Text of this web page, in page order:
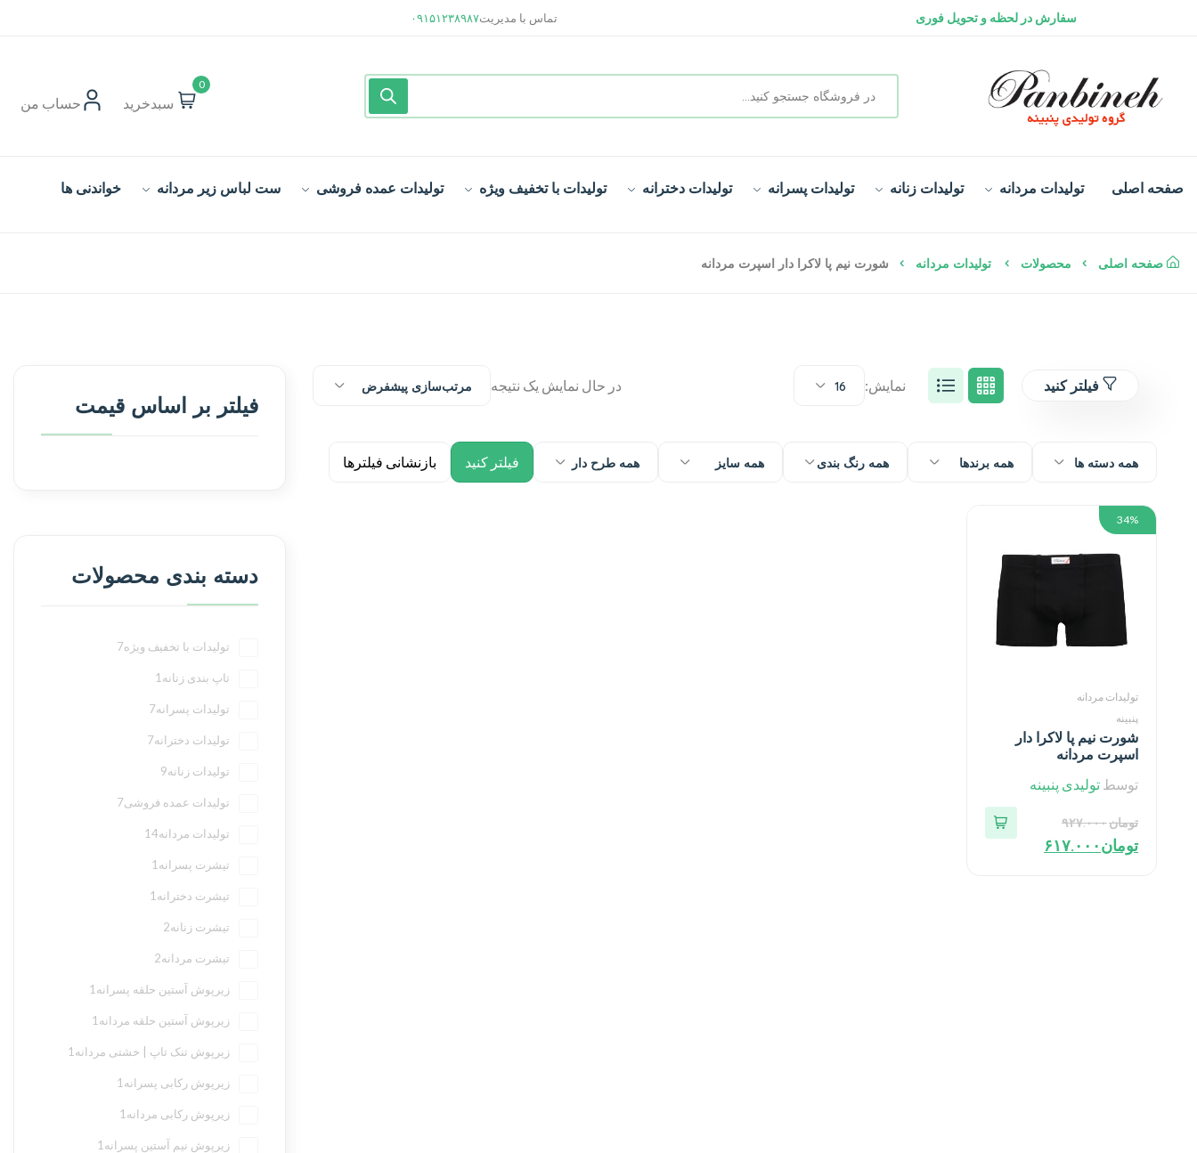
ارسال رایگان کالا | سفارش بالای ۲ میلیون تومان تماس با مدیریت۰۹۱۵۱۲۳۸۹۸۷
0
سبدخرید حساب‌ من
صفحه اصلی تولیدات مردانه تولیدات زنانه تولیدات پسرانه تولیدات دخترانه تولیدات با تخفیف ویژه تولیدات عمده فروشی ست لباس زیر مردانه خواندنی ها
صفحه اصلی محصولات تولیدات مردانه شورت نیم پا لاکرا دار اسپرت مردانه
فیلتر کنید نمایش: 16 در حال نمایش یک نتیجه مرتب‌سازی پیشفرض
همه دسته ها همه برندها همه رنگ بندی همه سایز همه طرح دار
34%
تولیدات مردانه
پنبینه
شورت نیم پا لاکرا دار
اسپرت مردانه
توسط تولیدی پنبینه
تومان۹۲۷.۰۰۰
تومان۶۱۷.۰۰۰
فیلتر بر اساس قیمت
دسته بندی محصولات
تولیدات با تخفیف ویژه7
تاپ بندی زنانه 1
تولیدات پسرانه7
تولیدات دخترانه7
تولیدات زنانه9
تولیدات عمده فروشی7
تولیدات مردانه14
تیشرت پسرانه 1
تیشرت دخترانه 1
تیشرت زنانه2
تیشرت مردانه2
زیرپوش آستین حلقه پسرانه 1
زیرپوش آستین حلقه مردانه 1
زیرپوش تنک تاپ | خشتی مردانه 1
زیرپوش رکابی پسرانه 1
زیرپوش رکابی مردانه 1
زیرپوش نیم آستین پسرانه 1